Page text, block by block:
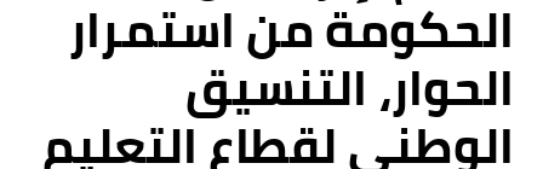
الحكومة من استمرار
الحوار، التنسيق
الوطني لقطاع التعليم